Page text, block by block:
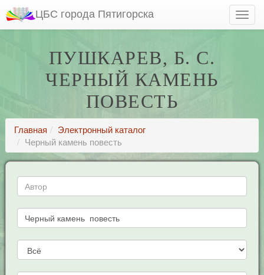
ЦБС города Пятигорска
ПУШКАРЕВ, Б. С.
ЧЕРНЫЙ КАМЕНЬ
ПОВЕСТЬ
Главная
Электронный каталог
Черный камень повесть